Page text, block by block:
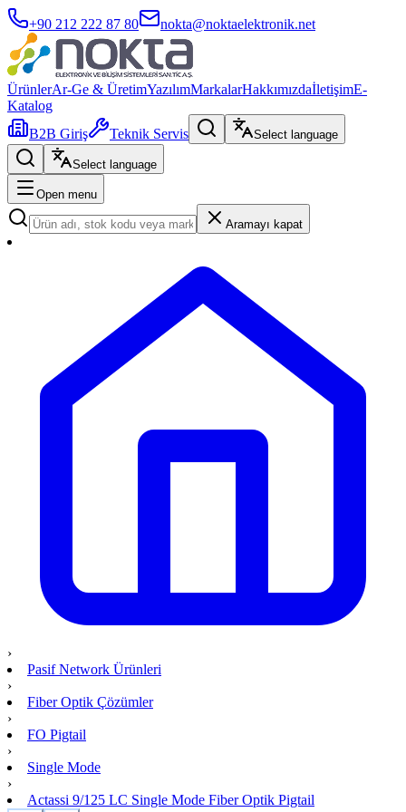
+90 212 222 87 80 nokta@noktaelektronik.net
ÜrünlerAr-Ge & ÜretimYazılımMarkalarHakkımızdaİletişimE-
Katalog
B2B Giriş
Teknik Servis Select language
Select language
Open menu
Aramayı kapat
›
Pasif Network Ürünleri
›
Fiber Optik Çözümler
›
FO Pigtail
›
Single Mode
›
Actassi 9/125 LC Single Mode Fiber Optik Pigtail